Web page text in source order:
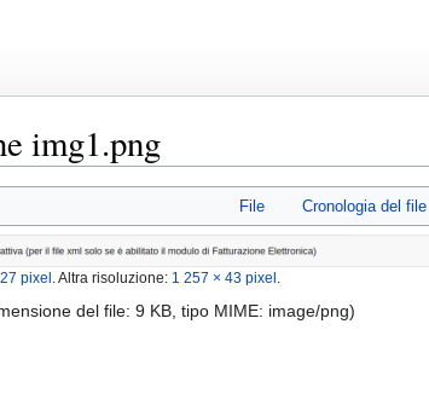
img1.png
File Cronologia del file
pixel Altra risoluzione: 1 257 × 43 pixel
del file: 9 KB, tipo MIME: image/png)